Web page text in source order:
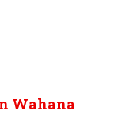
Wahana